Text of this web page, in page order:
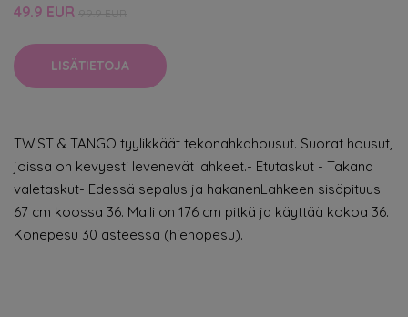
49.9 EUR
LISÄTIETOJA
TWIST & TANGO tyylikkäät tekonahkahousut. Suorat housut,
joissa on kevyesti levenevät lahkeet.- Etutaskut - Takana
valetaskut- Edessä sepalus ja hakanenLahkeen sisäpituus
67 cm koossa 36. Malli on 176 cm pitkä ja käyttää kokoa 36.
Konepesu 30 asteessa (hienopesu).